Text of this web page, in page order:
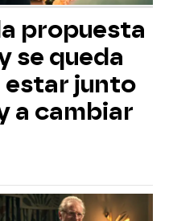
propuesta
se queda
estar junto
a cambiar